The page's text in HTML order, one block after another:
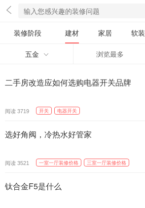
装修阶段 建材 家居 软装
五金 浏览最多
二手房改造应如何选购电器开关品牌
阅读 3719 开关 电器开关
选好角阀，冷热水好管家
阅读 3521 一室一厅装修价格 三室一厅装修价格
钛合金F5是什么